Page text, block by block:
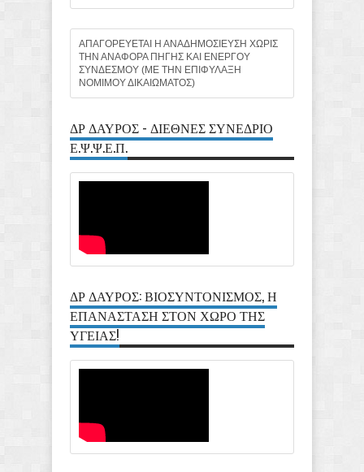
ΑΠΑΓΟΡΕΥΕΤΑΙ Η ΑΝΑΔΗΜΟΣΙΕΥΣΗ ΧΩΡΙΣ
ΤΗΝ ΑΝΑΦΟΡΑ ΠΗΓΗΣ ΚΑΙ ΕΝΕΡΓΟΥ
ΣΥΝΔΕΣΜΟΥ (ΜΕ ΤΗΝ ΕΠΙΦΥΛΑΞΗ
ΝΟΜΙΜΟΥ ΔΙΚΑΙΩΜΑΤΟΣ)
ΔΡ ΔΑΥΡΟΣ - ΔΙΕΘΝΕΣ ΣΥΝΕΔΡΙΟ
Ε.Ψ.Ψ.Ε.Π.
ΔΡ ΔΑΥΡΟΣ: ΒΙΟΣΥΝΤΟΝΙΣΜΟΣ, Η
ΕΠΑΝΑΣΤΑΣΗ ΣΤΟΝ ΧΩΡΟ ΤΗΣ
ΥΓΕΙΑΣ!